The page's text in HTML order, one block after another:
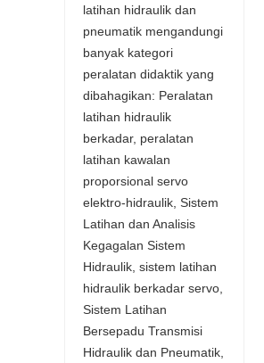
latihan hidraulik dan
pneumatik mengandungi
banyak kategori
peralatan didaktik yang
dibahagikan: Peralatan
latihan hidraulik
berkadar, peralatan
latihan kawalan
proporsional servo
elektro-hidraulik, Sistem
Latihan dan Analisis
Kegagalan Sistem
Hidraulik, sistem latihan
hidraulik berkadar servo,
Sistem Latihan
Bersepadu Transmisi
Hidraulik dan Pneumatik,